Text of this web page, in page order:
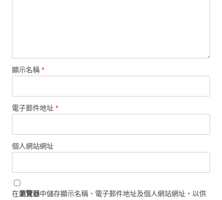
顯示名稱 *
電子郵件地址 *
個人網站網址
在瀏覽器中儲存顯示名稱、電子郵件地址及個人網站網址，以供